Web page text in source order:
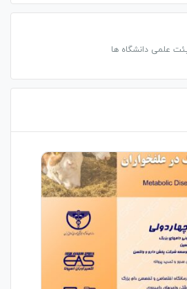
علمی دانشگاه ها